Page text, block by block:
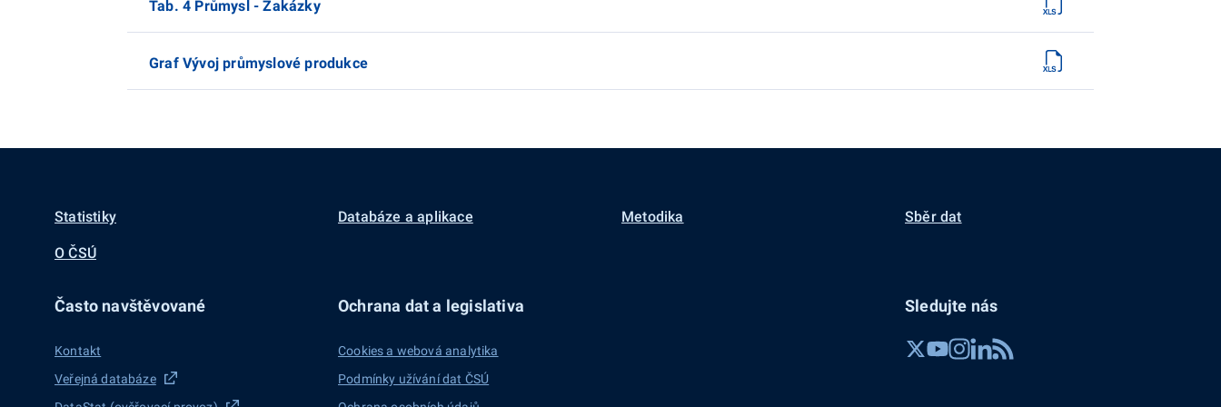
Tab. 4 Průmysl - Zakázky
Graf Vývoj průmyslové produkce
Statistiky Databáze a aplikace Metodika Sběr dat
O ČSÚ
Často navštěvované
Kontakt
Veřejná databáze
Ochrana dat a legislativa
Cookies a webová analytika
Podmínky užívání dat ČSÚ
Sledujte nás